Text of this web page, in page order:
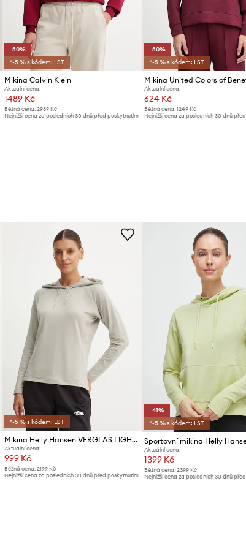
-50%
*-5 % s kódem: LST
Mikina Calvin Klein
Aktuální cena:
1489 Kč
Běžná cena: 2989 Kč
Nejnižší cena za posledních 30 dnů před poskytnutím
-50%
*-5 % s kódem: LST
Mikina United Colors of
Aktuální cena:
624 Kč
Běžná cena: 1249 Kč
Nejnižší cena za posledních 30 dnů
*-5 % s kódem: LST
Mikina Helly Hansen VERGLAS LIGHT
Aktuální cena:
999 Kč
Běžná cena: 2199 Kč
Nejnižší cena za posledních 30 dnů před poskytnutím
-41%
*-5 % s kódem: LST
Sportovní mikina Helly
Aktuální cena:
1399 Kč
Běžná cena: 2399 Kč
Nejnižší cena za posledních 30 dnů